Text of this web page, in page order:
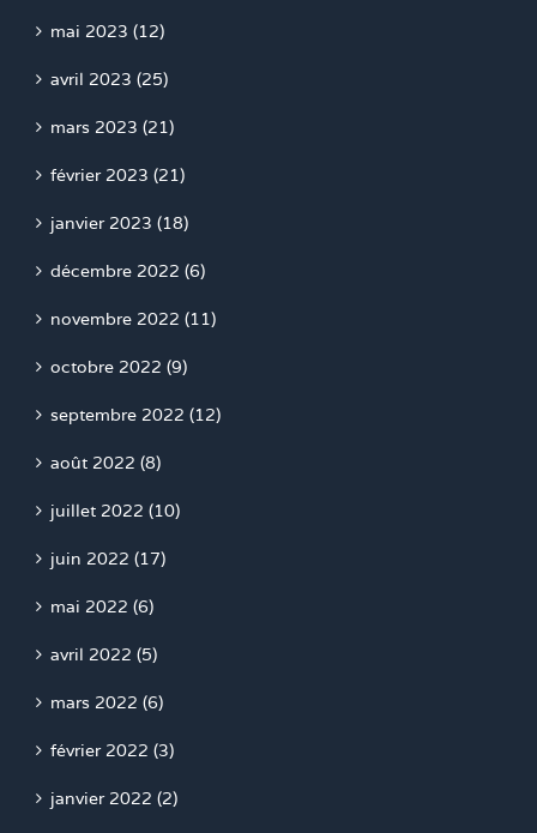
mai 2023 (12)
avril 2023 (25)
mars 2023 (21)
février 2023 (21)
janvier 2023 (18)
décembre 2022 (6)
novembre 2022 (11)
octobre 2022 (9)
septembre 2022 (12)
août 2022 (8)
juillet 2022 (10)
juin 2022 (17)
mai 2022 (6)
avril 2022 (5)
mars 2022 (6)
février 2022 (3)
janvier 2022 (2)